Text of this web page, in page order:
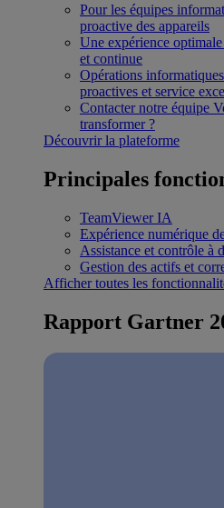
Pour les équipes
proactive des appareils
Une expérience optimale
et continue
Opérations
proactives et service
Contacter notre équipe
transformer ?
Découvrir la plateforme
Principales
TeamViewer IA
Expérience numérique
Assistance et contrôle à
Gestion des actifs et
Afficher toutes les
Rapport Gartner